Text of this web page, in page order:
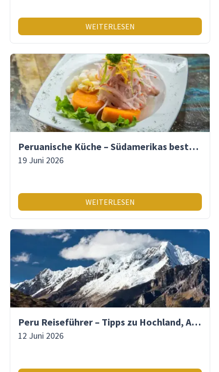
WEITERLESEN
Peruanische Küche – Südamerikas beste Gastronomie
19 Juni 2026
WEITERLESEN
Peru Reiseführer – Tipps zu Hochland, Amazonas & Inka-Erbe
12 Juni 2026